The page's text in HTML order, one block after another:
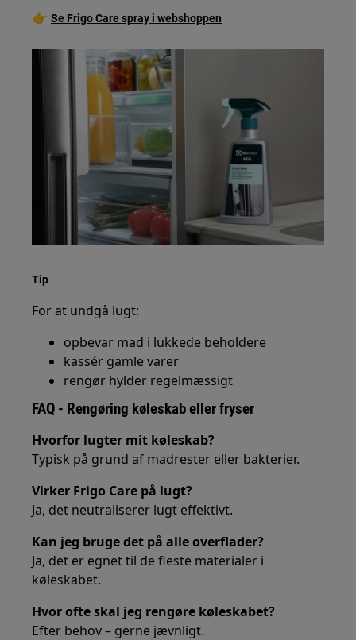
👉Se Frigo Care spray i webshoppen
Tip
For at undgå lugt:
opbevar mad i lukkede beholdere
kassér gamle varer
rengør hylder regelmæssigt
FAQ - Rengøring køleskab eller fryser
Hvorfor lugter mit køleskab?
Typisk på grund af madrester eller bakterier.
Virker Frigo Care på lugt?
Ja, det neutraliserer lugt effektivt.
Kan jeg bruge det på alle overflader?
Ja, det er egnet til de fleste materialer i
køleskabet.
Hvor ofte skal jeg rengøre køleskabet?
Efter behov – gerne jævnligt.